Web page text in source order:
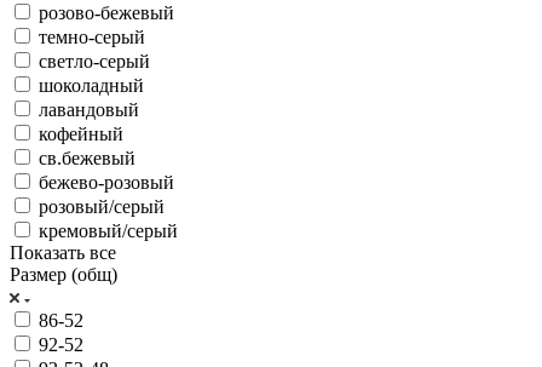
розово-бежевый
темно-серый
светло-серый
шоколадный
лавандовый
кофейный
св.бежевый
бежево-розовый
розовый/серый
кремовый/серый
Показать все
Размер (общ)
86-52
92-52